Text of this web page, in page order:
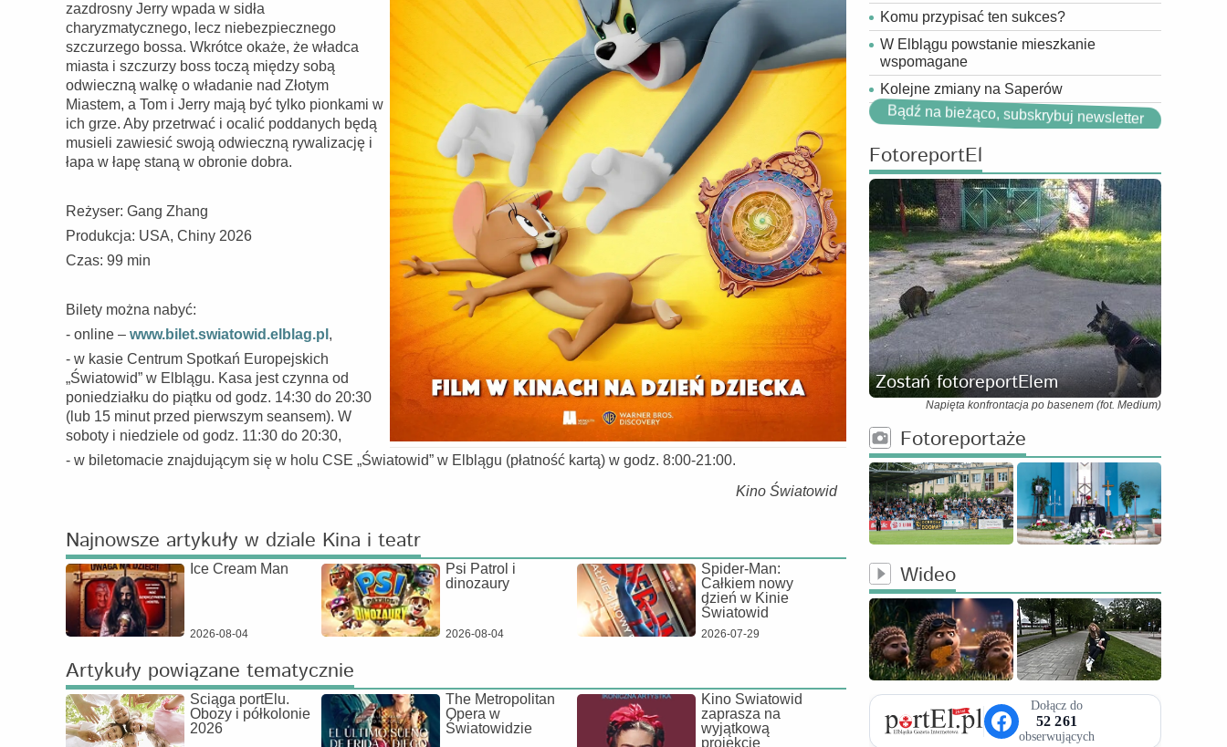
zazdrosny Jerry wpada w sidła
charyzmatycznego, lecz niebezpiecznego
szczurzego bossa. Wkrótce okaże, że władca
miasta i szczurzy boss toczą między sobą
odwieczną walkę o władanie nad Złotym
Miastem, a Tom i Jerry mają być tylko pionkami w
ich grze. Aby przetrwać i ocalić poddanych będą
musieli zawiesić swoją odwieczną rywalizację i
łapa w łapę staną w obronie dobra.
Reżyser: Gang Zhang
Produkcja: USA, Chiny 2026
Czas: 99 min
Bilety można nabyć:
- online – www.bilet.swiatowid.elblag.pl ,
- w kasie Centrum Spotkań Europejskich
„Światowid” w Elblągu. Kasa jest czynna od
poniedziałku do piątku od godz. 14:30 do 20:30
(lub 15 minut przed pierwszym seansem). W
soboty i niedziele od godz. 11:30 do 20:30,
- w biletomacie znajdującym się w holu CSE „Światowid” w Elblągu (płatność kartą) w godz. 8:00-21:00.
Kino Światowid
Najnowsze artykuły w dziale Kina i teatr
Ice Cream Man
2026-08-04
Psi Patrol i
dinozaury
2026-08-04
Spider-Man:
Całkiem nowy
dzień w Kinie
Światowid
2026-07-29
Artykuły powiązane tematycznie
Ściąga portElu.
Obozy i półkolonie
2026
The Metropolitan
Opera w
Światowidzie
Kino Światowid
zaprasza na
wyjątkową
projekcję
Komu przypisać ten sukces?
W Elblągu powstanie mieszkanie
wspomagane
Kolejne zmiany na Saperów
Bądź na bieżąco, subskrybuj newsletter
FotoreportEl
Zostań fotoreportElem
Napięta konfrontacja po basenem (fot. Medium)
Fotoreportaże
Wideo